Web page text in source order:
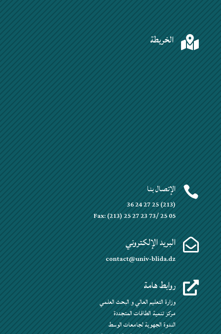
 الخريطة
 الإتصال بنا
(213) 25 27 24 36
Fax: (213) 25 27 23 73/ 25 05
 البريد الإلكتروني
contact@univ-blida.dz
 روابط هامة
وزارة التعليم العالي و البحث العلمي
مركز تنمية الطاقات المتجددة
الندوة الجهوية لجامعات الوسط